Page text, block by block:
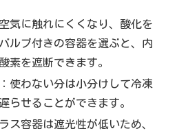
空気に触れにくくなり、酸化を
ルブ付きの容器を選ぶと、内
素を遮断できます。
：使わない分は小分けして冷凍
らせることができます。
ラス容器は遮光性が低いため、